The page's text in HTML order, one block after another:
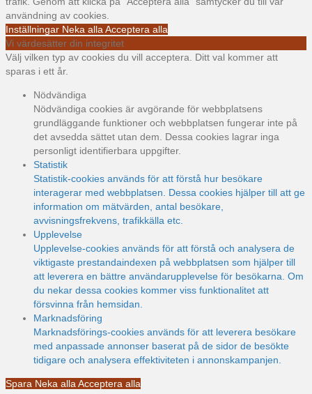
användning av cookies.
Inställningar Neka allaAcceptera alla
Vi värdesätter din integritet
Välj vilken typ av cookies du vill acceptera. Ditt val kommer att
sparas i ett år.
Nödvändiga
Nödvändiga cookies är avgörande för webbplatsens
grundläggande funktioner och webbplatsen fungerar inte på
det avsedda sättet utan dem. Dessa cookies lagrar inga
personligt identifierbara uppgifter.
Statistik
Statistik-cookies används för att förstå hur besökare
interagerar med webbplatsen. Dessa cookies hjälper till att ge
information om mätvärden, antal besökare,
avvisningsfrekvens, trafikkälla etc.
Upplevelse
Upplevelse-cookies används för att förstå och analysera de
viktigaste prestandaindexen på webbplatsen som hjälper till
att leverera en bättre användarupplevelse för besökarna. Om
du nekar dessa cookies kommer viss funktionalitet att
försvinna från hemsidan.
Marknadsföring
Marknadsförings-cookies används för att leverera besökare
med anpassade annonser baserat på de sidor de besökte
tidigare och analysera effektiviteten i annonskampanjen.
Spara Neka allaAcceptera alla